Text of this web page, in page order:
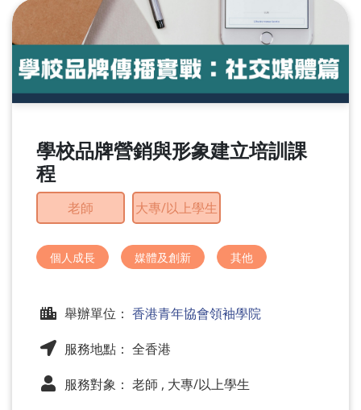
資
關
於
我
學校品牌營銷與形象建立培訓課
程
老師 大專/以上學生
個人成長 媒體及創新 其他
舉辦單位： 香港青年協會領袖學院
服務地點： 全香港
服務對象： 老師 , 大專/以上學生